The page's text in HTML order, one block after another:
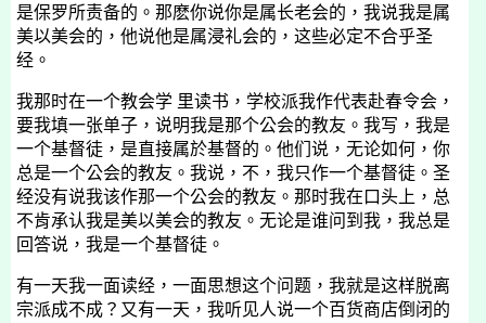
是保罗所责备的。那麽你说你是属长老会的，我说我是属
美以美会的，他说他是属浸礼会的，这些必定不合乎圣
经。
我那时在一个教会学 里读书，学校派我作代表赴春令会，
要我填一张单子，说明我是那个公会的教友。我写，我是
一个基督徒，是直接属於基督的。他们说，无论如何，你
总是一个公会的教友。我说，不，我只作一个基督徒。圣
经没有说我该作那一个公会的教友。那时我在口头上，总
不肯承认我是美以美会的教友。无论是谁问到我，我总是
回答说，我是一个基督徒。
有一天我一面读经，一面思想这个问题，我就是这样脱离
宗派成不成？又有一天，我听见人说一个百货商店倒闭的